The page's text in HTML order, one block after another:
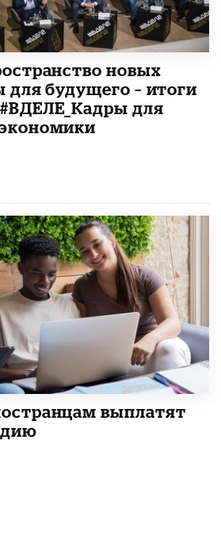
новых
для будущего – итоги
для
выплатят